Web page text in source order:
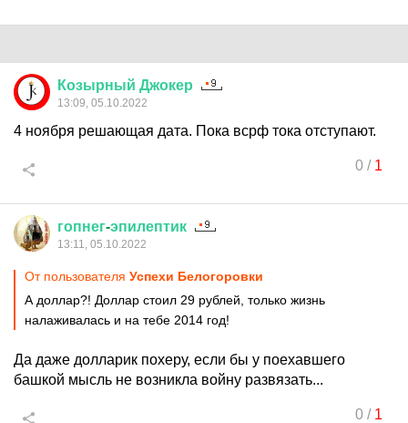
Козырный Джокер
13:09, 05.10.2022
4 ноября решающая дата. Пока всрф тока отступают.
0/ 1
гопнег-эпилептик
13:11, 05.10.2022
От пользователя Успехи Белогоровки
А доллар?! Доллар стоил 29 рублей, только жизнь
налаживалась и на тебе 2014 год!
Да даже долларик похеру, если бы у поехавшего
башкой мысль не возникла войну развязать...
0/ 1